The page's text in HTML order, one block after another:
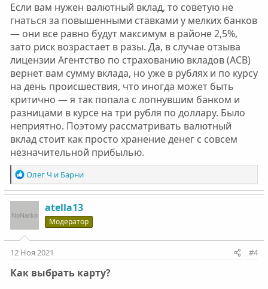
Если вам нужен валютный вклад, то советую не
гнаться за повышенными ставками у мелких банков
— они все равно будут максимум в районе 2,5%,
зато риск возрастает в разы. Да, в случае отзыва
лицензии Агентство по страхованию вкладов (АСВ)
вернет вам сумму вклада, но уже в рублях и по курсу
на день происшествия, что иногда может быть
критично — я так попала с лопнувшим банком и
разницами в курсе на три рубля по доллару. Было
неприятно. Поэтому рассматривать валютный
вклад стоит как просто хранение денег с совсем
незначительной прибылью.
Р
е
а
ц
и
и
:
Олег Ч и Барни
atella13
Модератор
12 Ноя 2021 #4
Как выбрать карту?